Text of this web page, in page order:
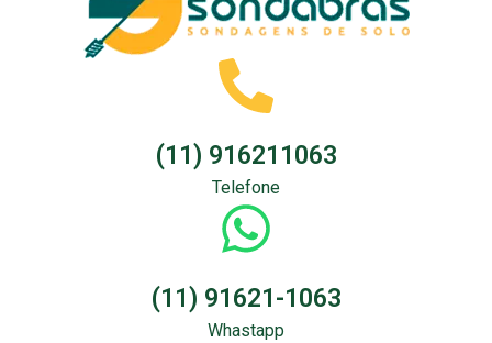
(11) 916211063
Telefone
(11) 91621-1063
Whastapp